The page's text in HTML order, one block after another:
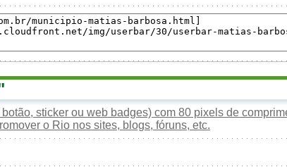
sticker ou web badges) com 80 pixels de
o Rio nos sites, blogs, fóruns, etc.